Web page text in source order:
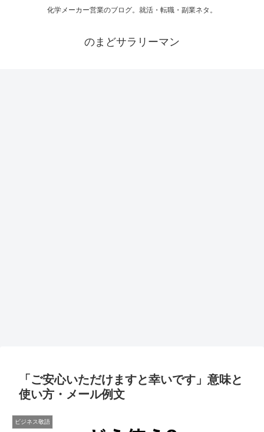
化学メーカー営業のブログ。就活・転職・副業ネタ。
のまどサラリーマン
「ご安心いただけますと幸いです」意味と
使い方・メール例文
ビジネス敬語